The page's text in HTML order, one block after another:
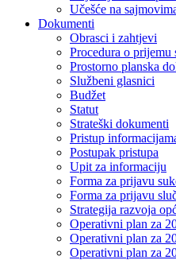
Učešće na
Dokumenti
Obrasci i zahtjevi
Procedura o prijemu
Prostorno planska
Službeni glasnici
Budžet
Statut
Strateški dokumenti
Pristup
Postupak pristupa
Upit za informaciju
Forma za prijavu
Forma za prijavu
Strategija razvoja
Operativni plan za
Operativni plan za
Operativni plan za